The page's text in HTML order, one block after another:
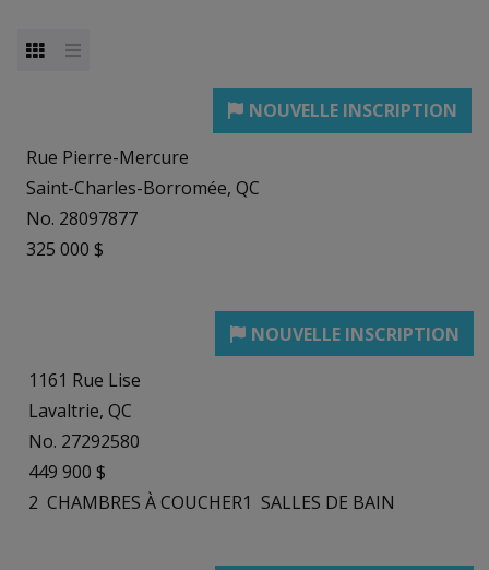
Rue Pierre-Mercure
Saint-Charles-Borromée, QC
No. 28097877
325 000 $
1161 Rue Lise
Lavaltrie, QC
No. 27292580
449 900 $
2 CHAMBRES À COUCHER1 SALLES DE BAIN